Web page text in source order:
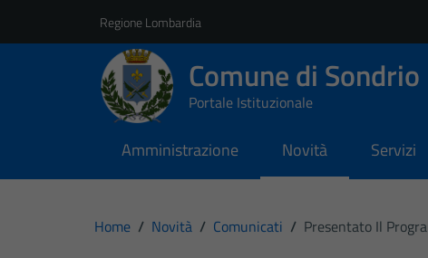
Regione Lombardia
Comune di Sondrio
Portale Istituzionale
Amministrazione Novità Servizi
Home / Novità / Comunicati / Presentato Il